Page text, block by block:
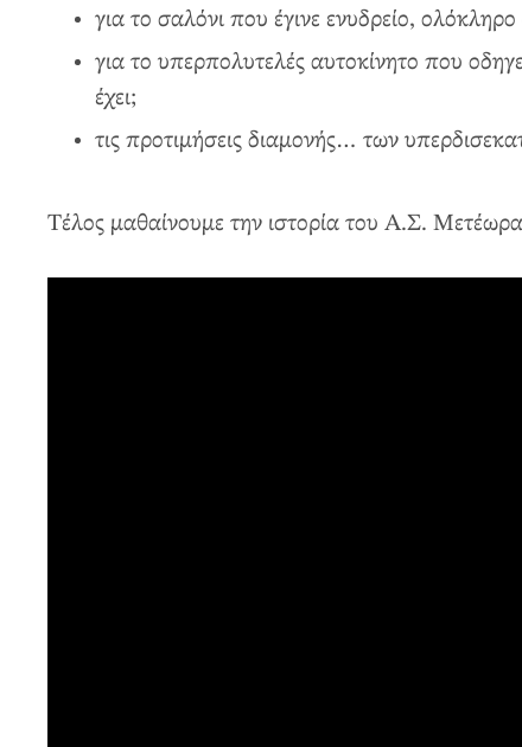
για το σαλόνι που έγινε ενυδρείο,
για το υπερπολυτελές αυτοκίνητο που
έχει;
τις προτιμήσεις διαμονής… των
Τέλος μαθαίνουμε την ιστορία του Α.Σ.